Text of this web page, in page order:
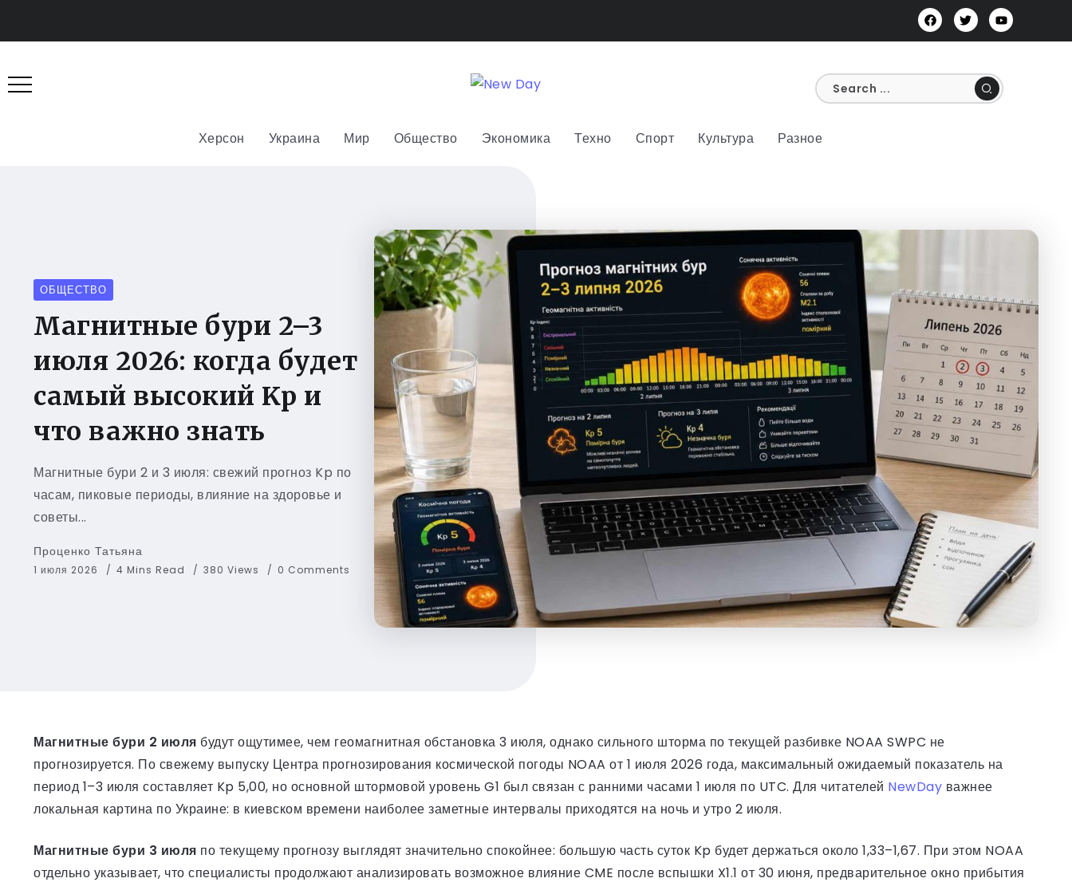
Херсон Украина Мир Общество Экономика Техно Спорт Культура Разное
ОБЩЕСТВО
Магнитные бури 2–3
июля 2026: когда будет
самый высокий Kp и
что важно знать
Магнитные бури 2 и 3 июля: свежий прогноз Kp по
часам, пиковые периоды, влияние на здоровье и
советы...
Проценко Татьяна
1 июля 2026 4 Mins Read 380 Views 0 Comments
Магнитные бури 2 июля будут ощутимее, чем геомагнитная обстановка 3 июля, однако сильного шторма по текущей разбивке NOAA SWPC не
прогнозируется. По свежему выпуску Центра прогнозирования космической погоды NOAA от 1 июля 2026 года, максимальный ожидаемый показатель на
период 1–3 июля составляет Kp 5,00, но основной штормовой уровень G1 был связан с ранними часами 1 июля по UTC. Для читателей NewDay важнее
локальная картина по Украине: в киевском времени наиболее заметные интервалы приходятся на ночь и утро 2 июля.
Магнитные бури 3 июля по текущему прогнозу выглядят значительно спокойнее: большую часть суток Kp будет держаться около 1,33–1,67. При этом NOAA
отдельно указывает, что специалисты продолжают анализировать возможное влияние CME после вспышки X1.1 от 30 июня, предварительное окно прибытия